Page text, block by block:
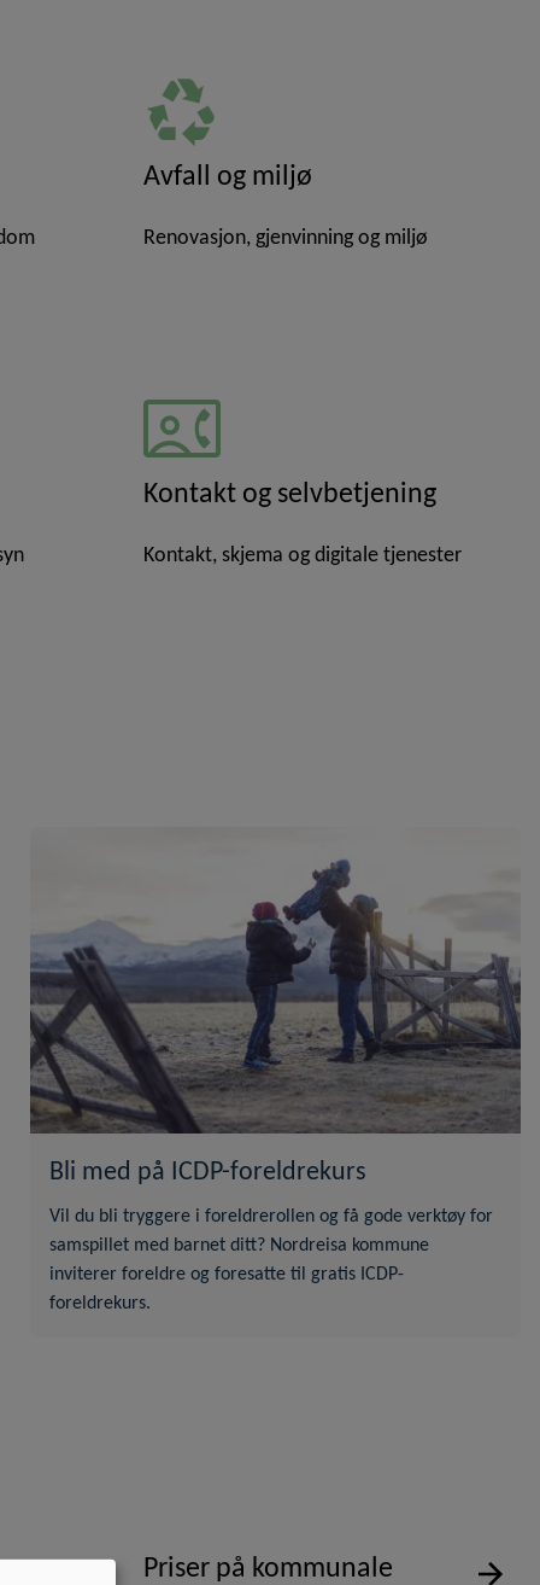
recycling
Avfall og miljø
Renovasjon, gjenvinning og miljø
contact_phone
Kontakt og selvbetjening
Kontakt, skjema og digitale tjenester
Bli med på ICDP-foreldrekurs
Vil du bli tryggere i foreldrerollen og få gode verktøy for
samspillet med barnet ditt? Nordreisa kommune
inviterer foreldre og foresatte til gratis ICDP-
foreldrekurs.
Priser på kommunale